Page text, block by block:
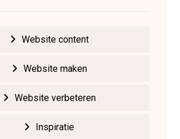
Website content
Website maken
Website verbeteren
Inspiratie